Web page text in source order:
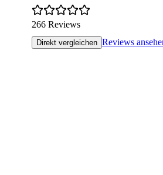
266 Reviews
Direkt vergleichen Reviews